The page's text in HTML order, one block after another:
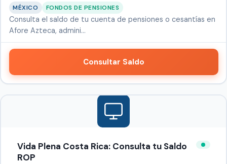
MÉXICO FONDOS DE PENSIONES
Consulta el saldo de tu cuenta de pensiones o cesantías en
Afore Azteca, admini…
Consultar Saldo
Vida Plena Costa Rica: Consulta tu Saldo
ROP